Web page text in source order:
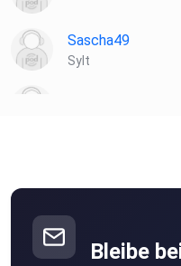
Sascha49
Sylt
AliceInWonderland
Bleibe